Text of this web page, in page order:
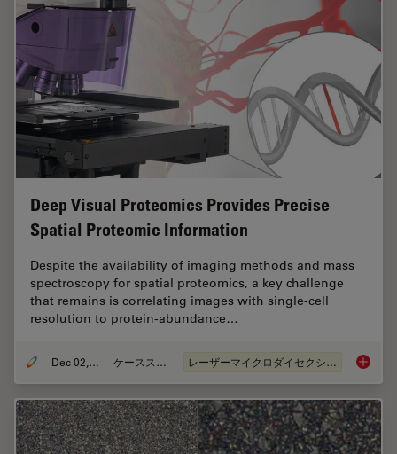
Deep Visual Proteomics Provides Precise
Spatial Proteomic Information
Despite the availability of imaging methods and mass
spectroscopy for spatial proteomics, a key challenge
that remains is correlating images with single-cell
resolution to protein-abundance…
Dec 02, 2024 ケーススタディ レーザーマイクロダイセクション（LMD） Deep